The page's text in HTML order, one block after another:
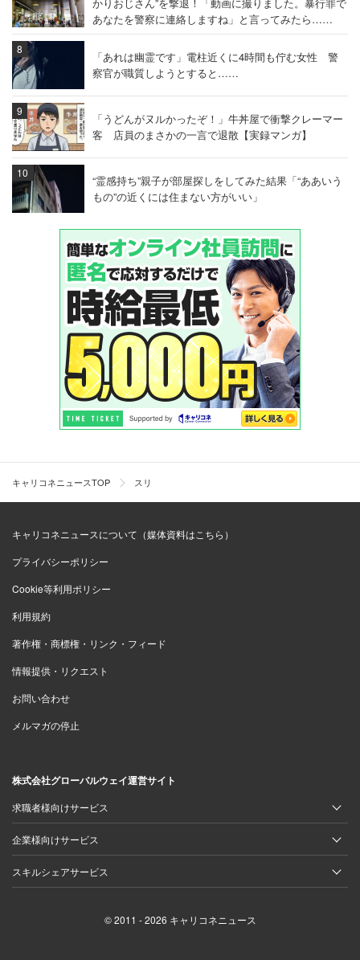
あなたを警察に連絡しますね」と言ってみたら……
「あれは幽霊です」電柱近くに4時間も佇む女性 警
察官が職質しようとすると……
「うどんがヌルかったぞ！」牛丼屋で衝撃クレーマー
客 店員のまさかの一言で退散【実録マンガ】
“霊感持ち”親子が部屋探しをしてみた結果「“ああいう
もの”の近くには住まない方がいい」
キャリコネニュースTOP スリ
キャリコネニュースについて（媒体資料はこちら）
プライバシーポリシー
Cookie等利用ポリシー
利用規約
著作権・商標権・リンク・フィード
情報提供・リクエスト
お問い合わせ
メルマガの停止
株式会社グローバルウェイ運営サイト
求職者様向けサービス
企業様向けサービス
スキルシェアサービス
© 2011 - 2026 キャリコネニュース